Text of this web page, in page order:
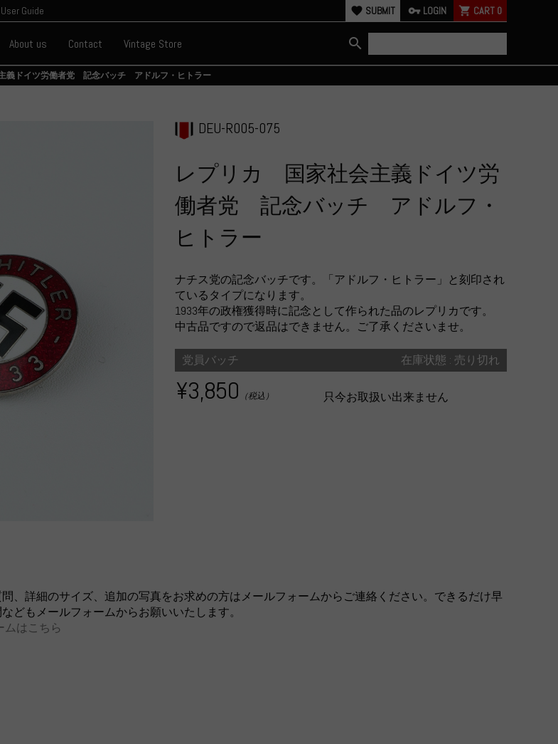
Guide favorite SUBMIT vpn_key LOGIN shopping_cart CART 0
About us Contact Vintage Store search
義ドイツ労働者党 記念バッチ アドルフ・ヒトラー
DEU-R005-075
レプリカ 国家社会主義ドイツ労
働者党 記念バッチ アドルフ・
ヒトラー
ナチス党の記念バッチです。「アドルフ・ヒトラー」と刻印され
ているタイプになります。
1933年の政権獲得時に記念として作られた品のレプリカです。
中古品ですので返品はできません。ご了承くださいませ。
党員バッチ 在庫状態 : 売り切れ
¥3,850 （税込） 只今お取扱い出来ません
、詳細のサイズ、追加の写真をお求めの方はメールフォームからご連絡ください。できるだけ早
どもメールフォームからお願いいたします。
ムはこちら